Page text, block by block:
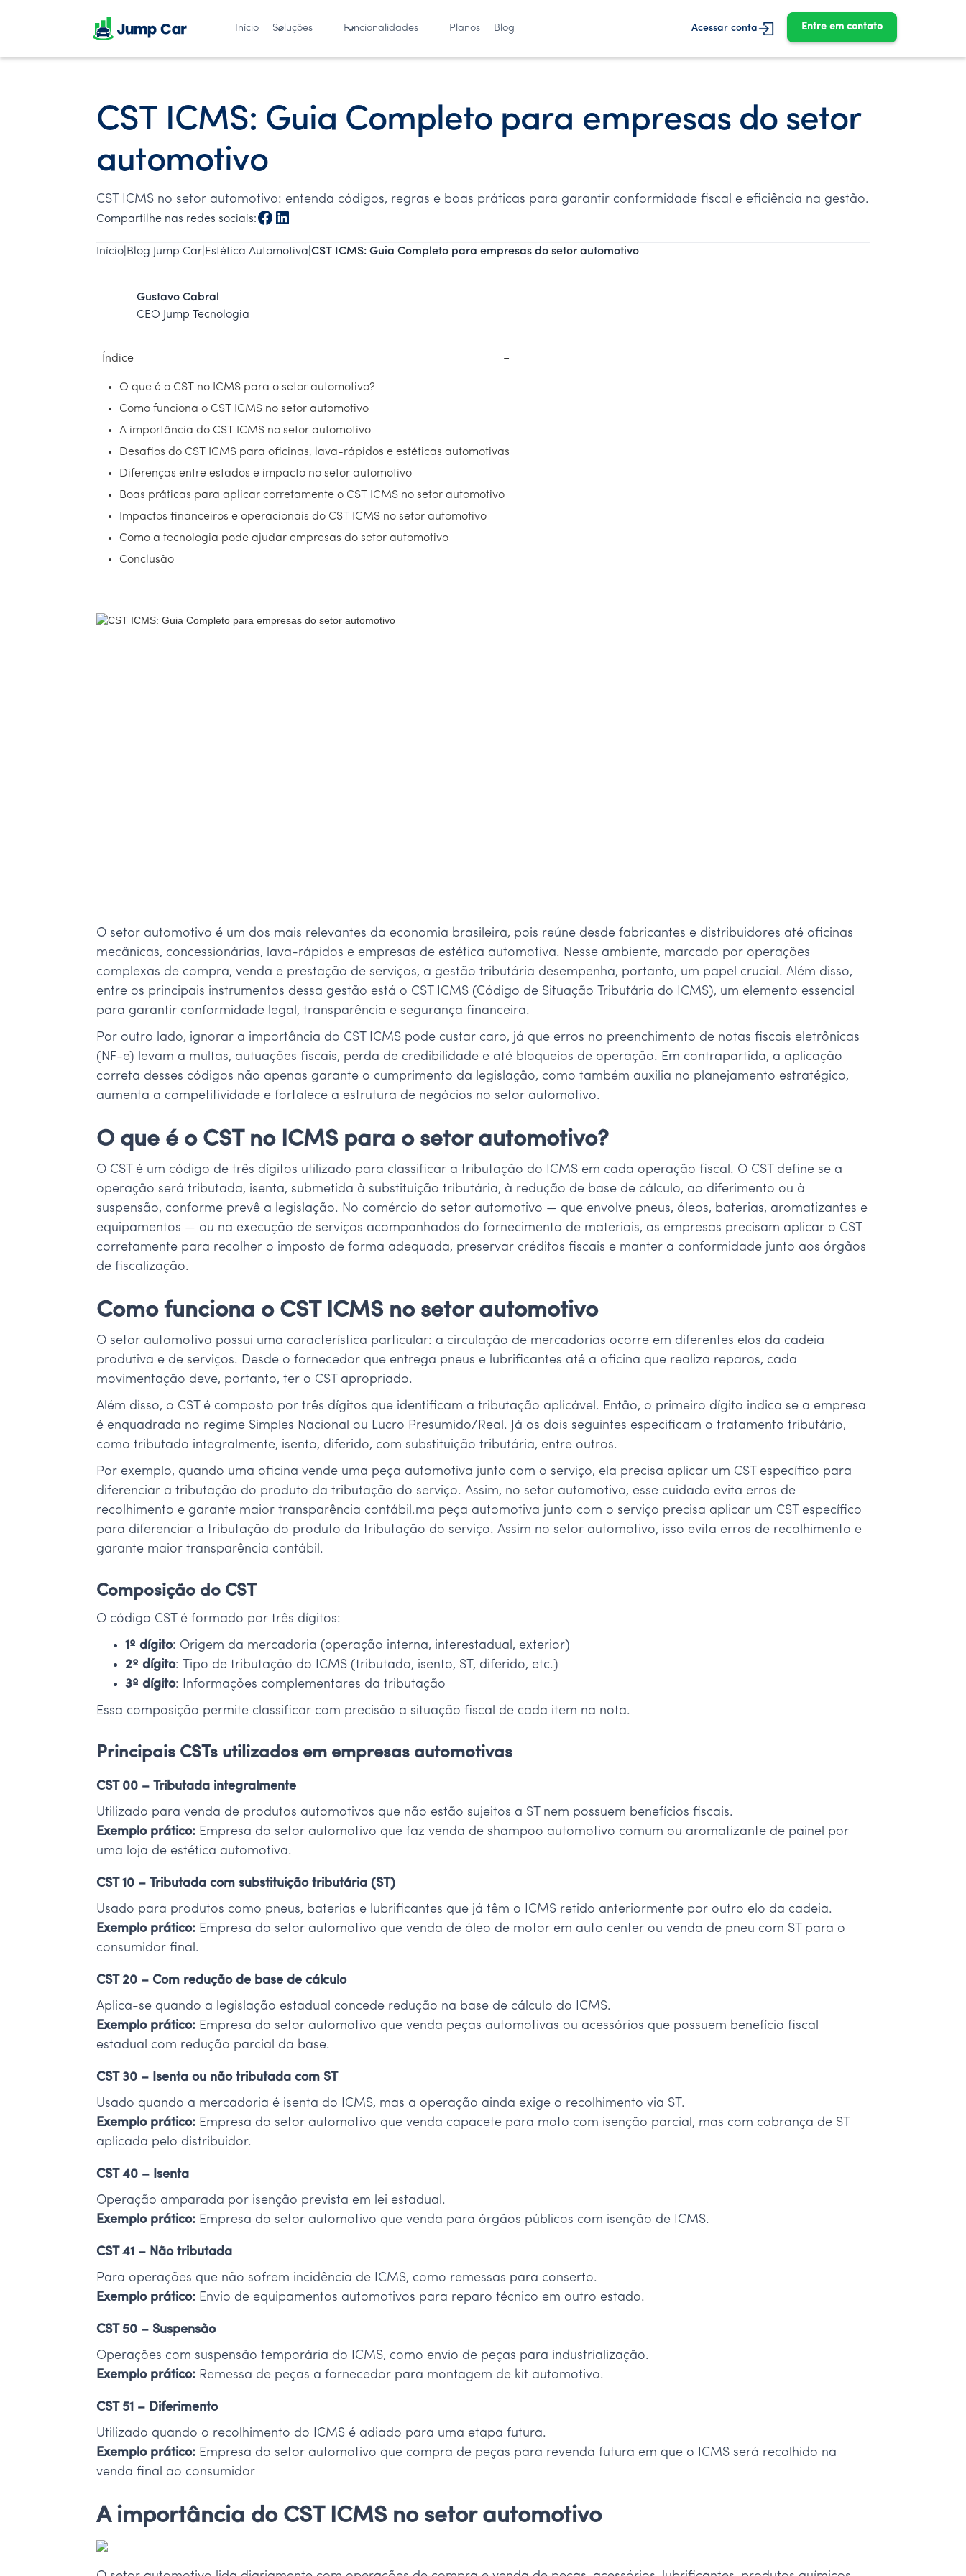
Início Soluções Funcionalidades Planos Blog Acessar conta Entre em contato
CST ICMS: Guia Completo para empresas do setor
automotivo
CST ICMS no setor automotivo: entenda códigos, regras e boas práticas para garantir conformidade fiscal e eficiência na gestão.
Compartilhe nas redes sociais:
Início Blog Jump Car Estética Automotiva |CST ICMS: Guia Completo para empresas do setor automotivo
Gustavo Cabral
CEO Jump Tecnologia
Índice −
O que é o CST no ICMS para o setor automotivo?
Como funciona o CST ICMS no setor automotivo
A importância do CST ICMS no setor automotivo
Desafios do CST ICMS para oficinas, lava-rápidos e estéticas automotivas
Diferenças entre estados e impacto no setor automotivo
Boas práticas para aplicar corretamente o CST ICMS no setor automotivo
Impactos financeiros e operacionais do CST ICMS no setor automotivo
Como a tecnologia pode ajudar empresas do setor automotivo
Conclusão
O setor automotivo é um dos mais relevantes da economia brasileira, pois reúne desde fabricantes e distribuidores até oficinas
mecânicas, concessionárias, lava-rápidos e empresas de estética automotiva. Nesse ambiente, marcado por operações
complexas de compra, venda e prestação de serviços, a gestão tributária desempenha, portanto, um papel crucial. Além disso,
entre os principais instrumentos dessa gestão está o CST ICMS (Código de Situação Tributária do ICMS), um elemento essencial
para garantir conformidade legal, transparência e segurança financeira.
Por outro lado, ignorar a importância do CST ICMS pode custar caro, já que erros no preenchimento de notas fiscais eletrônicas
(NF-e) levam a multas, autuações fiscais, perda de credibilidade e até bloqueios de operação. Em contrapartida, a aplicação
correta desses códigos não apenas garante o cumprimento da legislação, como também auxilia no planejamento estratégico,
aumenta a competitividade e fortalece a estrutura de negócios no setor automotivo.
O que é o CST no ICMS para o setor automotivo?
O CST é um código de três dígitos utilizado para classificar a tributação do ICMS em cada operação fiscal. O CST define se a
operação será tributada, isenta, submetida à substituição tributária, à redução de base de cálculo, ao diferimento ou à
suspensão, conforme prevê a legislação. No comércio do setor automotivo — que envolve pneus, óleos, baterias, aromatizantes e
equipamentos — ou na execução de serviços acompanhados do fornecimento de materiais, as empresas precisam aplicar o CST
corretamente para recolher o imposto de forma adequada, preservar créditos fiscais e manter a conformidade junto aos órgãos
de fiscalização.
Como funciona o CST ICMS no setor automotivo
O setor automotivo possui uma característica particular: a circulação de mercadorias ocorre em diferentes elos da cadeia
produtiva e de serviços. Desde o fornecedor que entrega pneus e lubrificantes até a oficina que realiza reparos, cada
movimentação deve, portanto, ter o CST apropriado.
Além disso, o CST é composto por três dígitos que identificam a tributação aplicável. Então, o primeiro dígito indica se a empresa
é enquadrada no regime Simples Nacional ou Lucro Presumido/Real. Já os dois seguintes especificam o tratamento tributário,
como tributado integralmente, isento, diferido, com substituição tributária, entre outros.
Por exemplo, quando uma oficina vende uma peça automotiva junto com o serviço, ela precisa aplicar um CST específico para
diferenciar a tributação do produto da tributação do serviço. Assim, no setor automotivo, esse cuidado evita erros de
recolhimento e garante maior transparência contábil.ma peça automotiva junto com o serviço precisa aplicar um CST específico
para diferenciar a tributação do produto da tributação do serviço. Assim no setor automotivo, isso evita erros de recolhimento e
garante maior transparência contábil.
Composição do CST
O código CST é formado por três dígitos:
1º dígito: Origem da mercadoria (operação interna, interestadual, exterior)
2º dígito: Tipo de tributação do ICMS (tributado, isento, ST, diferido, etc.)
3º dígito: Informações complementares da tributação
Essa composição permite classificar com precisão a situação fiscal de cada item na nota.
Principais CSTs utilizados em empresas automotivas
CST 00 – Tributada integralmente
Utilizado para venda de produtos automotivos que não estão sujeitos a ST nem possuem benefícios fiscais.
Exemplo prático: Empresa do setor automotivo que faz venda de shampoo automotivo comum ou aromatizante de painel por
uma loja de estética automotiva.
CST 10 – Tributada com substituição tributária (ST)
Usado para produtos como pneus, baterias e lubrificantes que já têm o ICMS retido anteriormente por outro elo da cadeia.
Exemplo prático: Empresa do setor automotivo que venda de óleo de motor em auto center ou venda de pneu com ST para o
consumidor final.
CST 20 – Com redução de base de cálculo
Aplica-se quando a legislação estadual concede redução na base de cálculo do ICMS.
Exemplo prático: Empresa do setor automotivo que venda peças automotivas ou acessórios que possuem benefício fiscal
estadual com redução parcial da base.
CST 30 – Isenta ou não tributada com ST
Usado quando a mercadoria é isenta do ICMS, mas a operação ainda exige o recolhimento via ST.
Exemplo prático: Empresa do setor automotivo que venda capacete para moto com isenção parcial, mas com cobrança de ST
aplicada pelo distribuidor.
CST 40 – Isenta
Operação amparada por isenção prevista em lei estadual.
Exemplo prático: Empresa do setor automotivo que venda para órgãos públicos com isenção de ICMS.
CST 41 – Não tributada
Para operações que não sofrem incidência de ICMS, como remessas para conserto.
Exemplo prático: Envio de equipamentos automotivos para reparo técnico em outro estado.
CST 50 – Suspensão
Operações com suspensão temporária do ICMS, como envio de peças para industrialização.
Exemplo prático: Remessa de peças a fornecedor para montagem de kit automotivo.
CST 51 – Diferimento
Utilizado quando o recolhimento do ICMS é adiado para uma etapa futura.
Exemplo prático: Empresa do setor automotivo que compra de peças para revenda futura em que o ICMS será recolhido na
venda final ao consumidor
A importância do CST ICMS no setor automotivo